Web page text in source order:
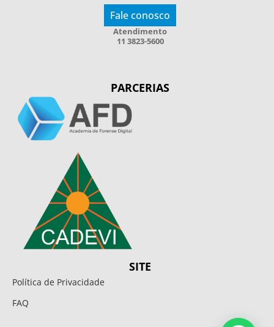
Fale conosco
Atendimento
11 3823-5600
PARCERIAS
SITE
Política de Privacidade
FAQ